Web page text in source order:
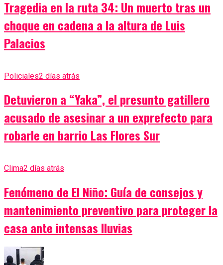
Tragedia en la ruta 34: Un muerto tras un
choque en cadena a la altura de Luis
Palacios
Policiales2 días atrás
Detuvieron a “Yaka”, el presunto gatillero
acusado de asesinar a un exprefecto para
robarle en barrio Las Flores Sur
Clima2 días atrás
Fenómeno de El Niño: Guía de consejos y
mantenimiento preventivo para proteger la
casa ante intensas lluvias